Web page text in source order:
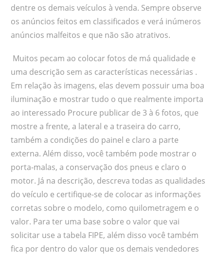
dentre os demais veículos à venda. Sempre observe
os anúncios feitos em classificados e verá inúmeros
anúncios malfeitos e que não são atrativos.
Muitos pecam ao colocar fotos de má qualidade e
uma descrição sem as características necessárias .
Em relação às imagens, elas devem possuir uma boa
iluminação e mostrar tudo o que realmente importa
ao interessado Procure publicar de 3 à 6 fotos, que
mostre a frente, a lateral e a traseira do carro,
também a condições do painel e claro a parte
externa. Além disso, você também pode mostrar o
porta-malas, a conservação dos pneus e claro o
motor. Já na descrição, descreva todas as qualidades
do veículo e certifique-se de colocar as informações
corretas sobre o modelo, como quilometragem e o
valor. Para ter uma base sobre o valor que vai
solicitar use a tabela FIPE, além disso você também
fica por dentro do valor que os demais vendedores